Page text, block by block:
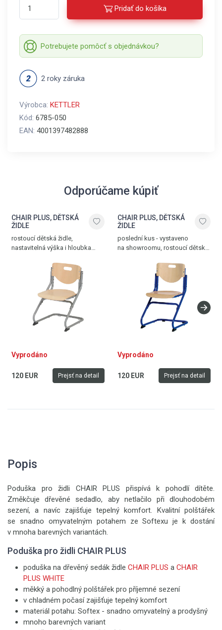
Pridať do košíka
Potrebujete pomôcť s objednávkou?
2 roky záruka
Výrobca: KETTLER
Kód: 6785-050
EAN: 4001397482888
Odporúčame kúpiť
CHAIR PLUS, DĚTSKÁ
ŽIDLE
rostoucí dětská židle,
nastavitelná výška i hloubka
Vyprodáno
120 EUR Prejsť na detail
CHAIR PLUS, DĚTSKÁ
ŽIDLE
poslední kus - vystaveno
na showroomu, rostoucí dětská
i výška seddadla, modrá - buk,
vyrobena v Německu
Vyprodáno
120 EUR Prejsť na detail
Popis
Poduška pro židli CHAIR PLUS přispívá k pohodlí dítěte.
Změkčuje dřevěné sedadlo, aby netlačilo při dlouhodobém
sezení, a navíc zajišťuje tepelný komfort. Kvalitní polštářek
se snadno omyvatelným potahem ze Softexu je k dostání
v mnoha barevných variantách.
Poduška pro židli CHAIR PLUS
poduška na dřevěný sedák židle CHAIR PLUS a CHAIR
PLUS WHITE
měkký a pohodlný polštářek pro příjemné sezení
v chladném počasí zajišťuje tepelný komfort
materiál potahu: Softex - snadno omyvatelný a prodyšný
mnoho barevných variant